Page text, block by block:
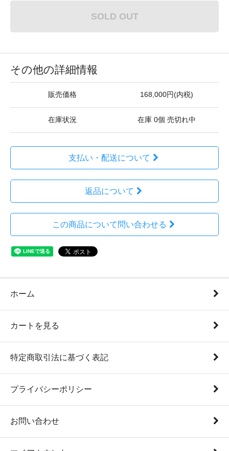
SOLD OUT
その他の詳細情報
販売価格 168,000円(内税)
在庫状況 在庫 0個 売切れ中
支払い・配送について
返品について
この商品について問い合わせる
ホーム
カートを見る
特定商取引法に基づく表記
プライバシーポリシー
お問い合わせ